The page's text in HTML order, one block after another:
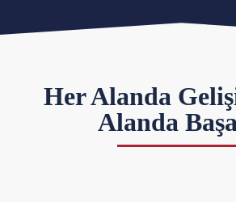
Her Alanda
Alanda